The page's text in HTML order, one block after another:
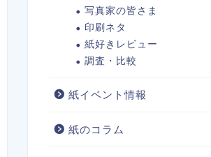
写真家の皆さま
印刷ネタ
紙好きレビュー
調査・比較
紙イベント情報
紙のコラム